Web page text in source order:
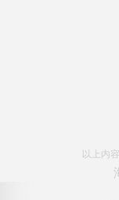
以上内